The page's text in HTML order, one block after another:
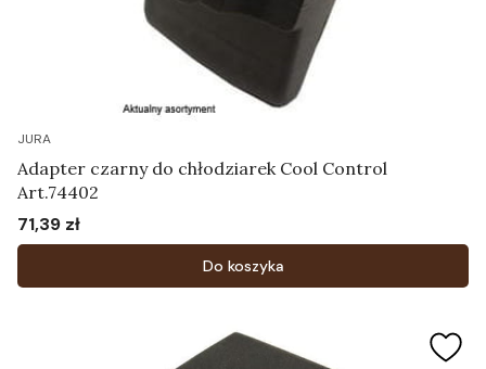
JURA
Adapter czarny do chłodziarek Cool Control
Art.74402
Cena
71,39 zł
Do koszyka